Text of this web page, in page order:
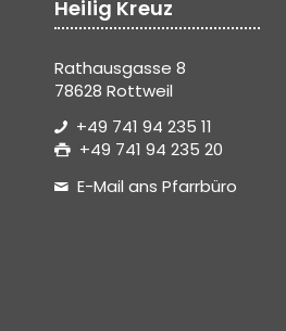
Heilig Kreuz
Rathausgasse 8
78628 Rottweil
+49 741 94 235 11
+49 741 94 235 20
E-Mail ans Pfarrbüro